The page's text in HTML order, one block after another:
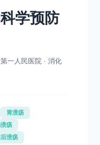
学预防
一人民医院 · 消化
胃溃疡
疡
溃疡